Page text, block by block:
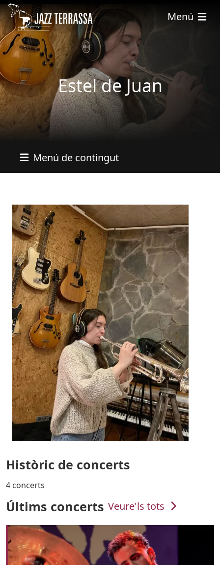
Vés al contingut
Menú
Estel de Juan
Menú de contingut
Imatges
Image
Històric de concerts
4 concerts
Últims concerts Veure'ls tots